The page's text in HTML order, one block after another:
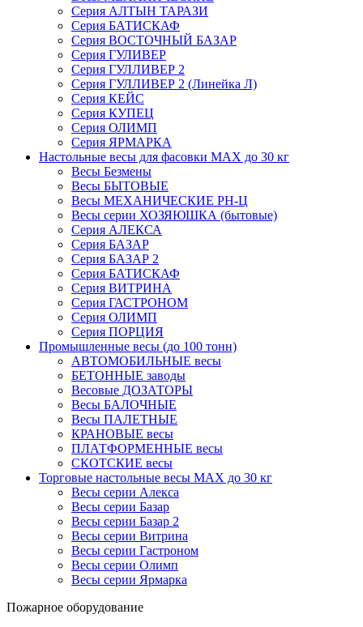
Серия АЛТЫН ТАРАЗИ
Серия БАТИСКАФ
Серия ВОСТОЧНЫЙ БАЗАР
Серия ГУЛИВЕР
Серия ГУЛЛИВЕР 2
Серия ГУЛЛИВЕР 2 (Линейка Л)
Серия КЕЙС
Серия КУПЕЦ
Серия ОЛИМП
Серия ЯРМАРКА
Настольные весы для фасовки MAX до 30 кг
Весы Безмены
Весы БЫТОВЫЕ
Весы МЕХАНИЧЕСКИЕ РН-Ц
Весы серии ХОЗЯЮШКА (бытовые)
Серия АЛЕКСА
Серия БАЗАР
Серия БАЗАР 2
Серия БАТИСКАФ
Серия ВИТРИНА
Серия ГАСТРОНОМ
Серия ОЛИМП
Серия ПОРЦИЯ
Промышленные весы (до 100 тонн)
АВТОМОБИЛЬНЫЕ весы
БЕТОННЫЕ заводы
Весовые ДОЗАТОРЫ
Весы БАЛОЧНЫЕ
Весы ПАЛЕТНЫЕ
КРАНОВЫЕ весы
ПЛАТФОРМЕННЫЕ весы
СКОТСКИЕ весы
Торговые настольные весы MAX до 30 кг
Весы серии Алекса
Весы серии Базар
Весы серии Базар 2
Весы серии Витрина
Весы серии Гастроном
Весы серии Олимп
Весы серии Ярмарка
Пожарное оборудование